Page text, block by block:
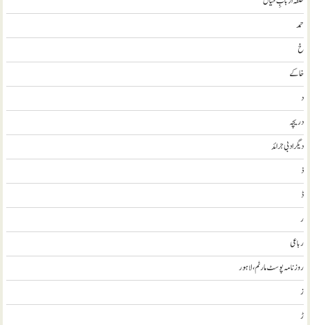
حمد
خ
خاکے
د
دریچہ
ديگر ادبی جرائد
ذ
ڈ
ر
رباعی
روزنامہ پوسٹ مارٹم، لاہور
ز
ڑ